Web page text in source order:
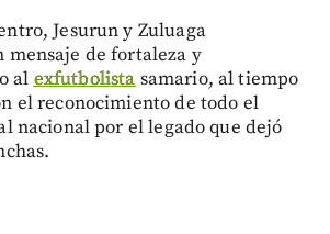
Jesurun y Zuluaga
de fortaleza y
al exfutbolista samario, al tiempo
el reconocimiento de todo el
nacional por el legado que dejó